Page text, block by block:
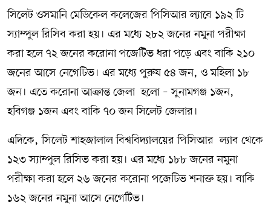
সিলেট ওসমানি মেডিকেল কলেজের পিসিআর ল্যাবে ১৯২ টি
স্যাম্পুল রিসিব করা হয়। এর মধ্যে ২৮২ জনের নমুনা পরীক্ষা
করা হলে ৭২ জনের করোনা পজেটিভ ধরা পড়ে এবং বাকি ২১০
জনের আসে নেগেটিভ। এর মধ্যে পুরুষ ৫৪ জন, ও মহিলা ১৮
জন। এতে করোনা আক্রান্ত জেলা হলো – সুনামগঞ্জ ১জন,
হবিগঞ্জ ১জন এবং বাকি ৭০ জন সিলেট জেলার।
এদিকে, সিলেট শাহজালাল বিশ্ববিদ্যালয়ের পিসিআর ল্যাব থেকে
১২৩ স্যাম্পুল রিসিভ করা হয়। এর মধ্যে ১৮৮ জনের নমুনা
পরীক্ষা করা হলে ২৬ জনের করোনা পজেটিভ শনাক্ত হয়। বাকি
১৬২ জনের নমুনা আসে নেগেটিভ।